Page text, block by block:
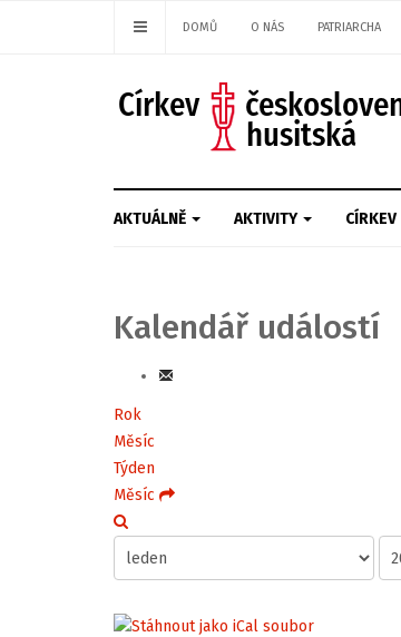
DOMŮ O NÁS PATRIARCHA
AKTUÁLNĚ AKTIVITY CÍRKEV
Kalendář událostí
Rok
Měsíc
Týden
Měsíc